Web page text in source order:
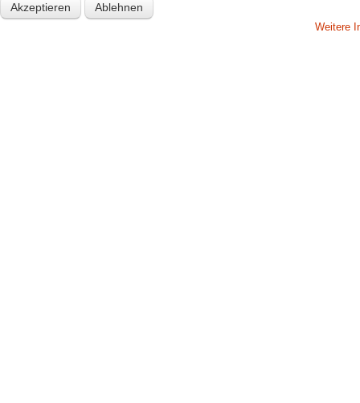
Akzeptieren Ablehnen
Weitere